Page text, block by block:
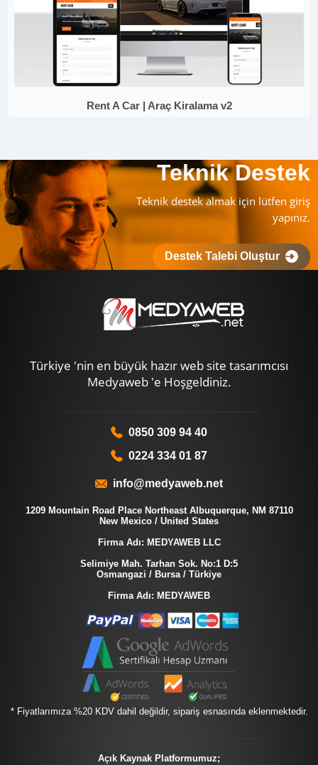
Rent A Car | Araç Kiralama v2
Teknik Destek
Teknik destek almak için lütfen giriş
yapınız.
Destek Talebi Oluştur
Türkiye 'nin en büyük hazır web site tasarımcısı
Medyaweb 'e Hoşgeldiniz.
0850 309 94 40
0224 334 01 87
info@medyaweb.net
1209 Mountain Road Place Northeast Albuquerque, NM 87110
New Mexico / United States
Firma Adı: MEDYAWEB LLC
Selimiye Mah. Tarhan Sok. No:1 D:5
Osmangazi / Bursa / Türkiye
Firma Adı: MEDYAWEB
* Fiyatlarımıza %20 KDV dahil değildir, sipariş esnasında eklenmektedir.
Açık Kaynak Platformumuz;